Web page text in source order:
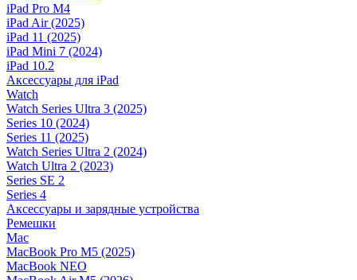
iPad Pro M4
iPad Air (2025)
iPad 11 (2025)
iPad Mini 7 (2024)
iPad 10.2
Аксессуары для iPad
Watch
Watch Series Ultra 3 (2025)
Series 10 (2024)
Series 11 (2025)
Watch Series Ultra 2 (2024)
Watch Ultra 2 (2023)
Series SE 2
Series 4
Аксессуары и зарядные устройства
Ремешки
Mac
MacBook Pro M5 (2025)
MacBook NEO